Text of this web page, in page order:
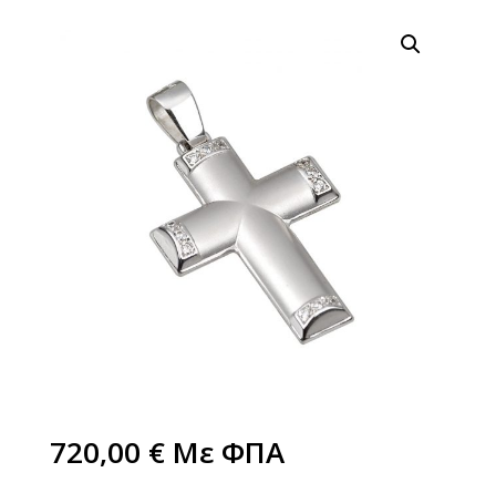
720,00 € Με ΦΠΑ